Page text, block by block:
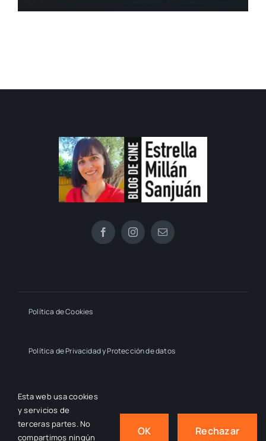
Política de Cookies
Política de Privacidad y Protección de datos
© 2024 - 2026- by macmahon • Estrella Millán Sanjuán,
Esta web usa cookies
y servicios de
terceras partes. No
compartimos ningún
OK Rechazar